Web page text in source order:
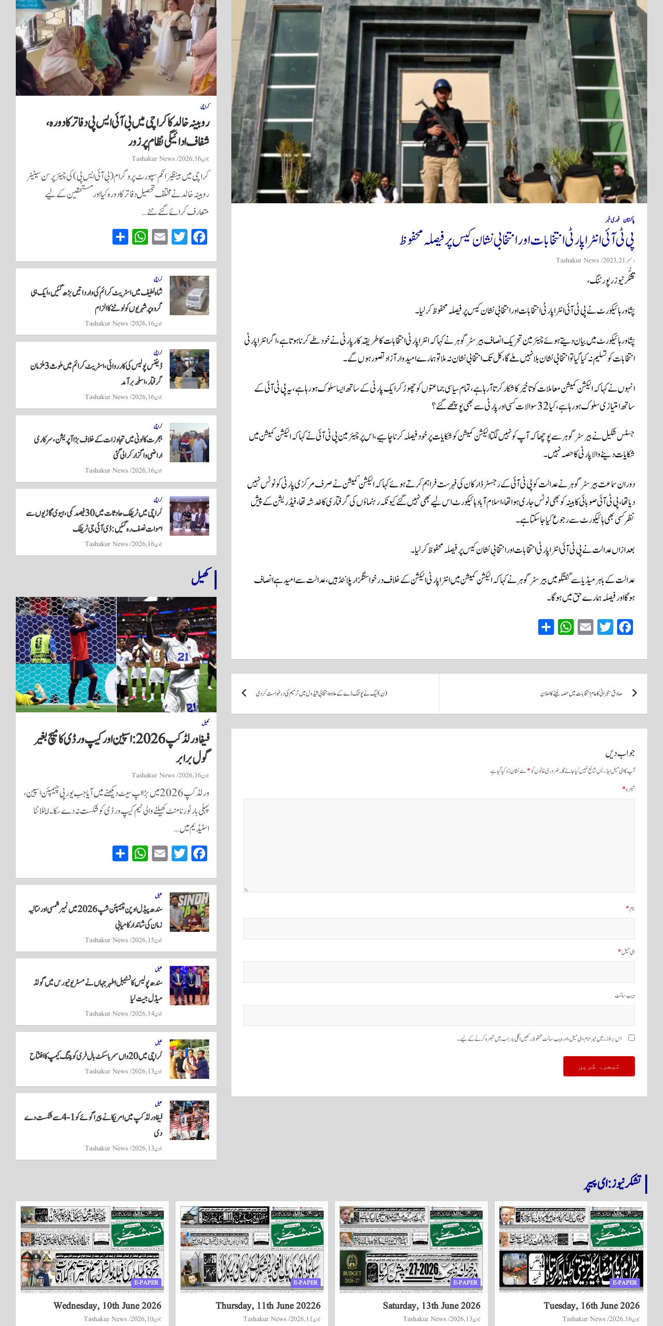
پاکستان فوری خبر
پی ٹی آئی انٹرا پارٹی انتخابات اور انتخابی نشان کیس پر فیصلہ محفوظ
دسمبر 21, 2023 Tashakur News
تشکُّر نیوز رپورٹنگ،
پشاور ہائیکورٹ نے پی ٹی آئی انٹرا پارٹی انتخابات اور انتخابی نشان کیس پر فیصلہ محفوظ کرلیا۔
پشاور ہائیکورٹ میں بیان دیتے ہوئے چیئرمین تحریک انصاف بیرسٹر گوہر نے کہا کہ انٹرا پارٹی انتخابات کاطریقہ کارپارٹی نے خود طےکرناہوتا ہے، اگر انٹرا پارٹی
انتخابات کو تسلیم نہ کیا گیا تو انتخابی نشان بلا نہیں ملےگا، کل تک انتخابی نشان نہ ملا تو ہمارے امیدوار آزاد تصور ہوں گے۔
انہوں نے کہا کہ الیکشن کمیشن معاملات کو تاخیر کا شکار کرتا آرہا ہے، تمام سیاسی جماعتوں کو چھوڑکر ایک پارٹی کے ساتھ ایسا سلوک ہورہا ہے، یہ پی ٹی آئی کے
ساتھ امتیازی سلوک ہورہا ہے، کیا 32 سوالات کسی اور پارٹی سے بھی پوچھےگئے؟
جسٹس شکیل نے بیرسٹر گوہر سے پوچھا کہ آپ کو نہیں لگتا الیکشن کمیشن کو شکایات پرخود فیصلہ کرنا چاہیے، اس پر چیئرمین پی ٹی آئی نے کہا کہ الیکشن کمیشن میں
شکایات دینے والا پارٹی کا حصہ نہیں۔
دوران سماعت بیرسٹر گوہر نے عدالت کو پی ٹی آئی کے رجسٹرڈ ارکان کی فہرست فراہم کرتے ہوئے کہا کہ الیکشن کمیشن نے صرف مرکزی پارٹی کو نوٹس نہیں
دیا تھا، پی ٹی آئی صوبائی کابینہ کوبھی نوٹس جاری ہواتھا، اسلام آباد ہائیکورٹ اس لیے بھی نہیں گئےکیونکہ رہنماؤں کی گرفتاری کا خدشہ تھا، فیڈریشن کے پیش
نظرکسی بھی ہائیکورٹ سے رجوع کیا جاسکتا ہے۔
بعد ازاں عدالت نے پی ٹی آئی انٹرا پارٹی انتخابات اور انتخابی نشان کیس پر فیصلہ محفوظ کرلیا۔
عدالت کے باہر میڈیا سےگفتگو میں بیرسٹر گوہر نے کہا کہ الیکشن کمیشن میں انٹرا پارٹی الیکشن کے خلاف درخواستگزار پلانٹڈ ہیں، عدالت سے امید ہے انصاف
ہوگا اور فیصلہ ہمارے حق میں ہوگا۔
Fa
ce
bo
ok
T
wi
tte
r
E
m
ail
W
ha
ts
A
pp
re
پوسٹوں
نیویگیشن
صادق سنجرانی کا عام انتخابات میں حصہ لینے کا اعلان (ن) لیگ نے پولنگ ڈے کے علاوہ انتخابی شیڈول میں ترمیم کی درخواست کردی
جواب دیں
آپ کا ای میل ایڈریس شائع نہیں کیا جائے گا۔ضروری خانوں کو*سے نشان زد کیا گیا ہے
تبصرہ*
نام*
ای میل*
ویب‌ سائٹ
اس براؤزر میں میرا نام، ای میل، اور ویب سائٹ محفوظ رکھیں اگلی بار جب میں تبصرہ کرنے کےلیے۔
کراچی
روبینہ خالد کا کراچی میں بی آئی ایس پی دفاتر کا دورہ،
شفاف ادائیگی نظام پر زور
جون 16, 2026 Tashakur News
کراچی میں بینظیر انکم سپورٹ پروگرام (بی آئی ایس پی) کی چیئرپرسن سینیٹر
روبینہ خالد نے مختلف تحصیل دفاتر کا دورہ کیا اور مستحقین کے لیے
متعارف کرائے گئے نئے…
Fa
ce
bo
ok
T
wi
tte
r
E
m
ail
W
ha
ts
A
pp
re
کراچی
شاہ لطیف میں اسٹریٹ کرائم کی وارداتیں بڑھ گئیں، ایک ہی
گروہ پر شہریوں کو لوٹنے کا الزام
جون 16, 2026 Tashakur News
کراچی
ڈیفنس پولیس کی کارروائی، اسٹریٹ کرائم میں ملوث 3 ملزمان
گرفتار، اسلحہ برآمد
جون 16, 2026 Tashakur News
کراچی
ہجرت کالونی میں تجاوزات کے خلاف بڑا آپریشن، سرکاری
اراضی واگزار کرالی گئی
جون 16, 2026 Tashakur News
کراچی
کراچی میں ٹریفک حادثات میں 30 فیصد کمی، ہیوی گاڑیوں سے
اموات نصف رہ گئیں: ڈی آئی جی ٹریفک
جون 16, 2026 Tashakur News
کھیل
کھیل
فیفا ورلڈ کپ 2026: اسپین اور کیپ ورڈی کا میچ بغیر
گول برابر
جون 16, 2026 Tashakur News
ورلڈ کپ 2026 میں بڑا اپ سیٹ دیکھنے میں آیا جب یورپی چیمپئن اسپین،
پہلی بار ٹورنامنٹ کھیلنے والی ٹیم کیپ ورڈی کو شکست نہ دے سکا۔ ایٹلانٹا
اسٹیڈیم میں…
Fa
ce
bo
ok
T
wi
tte
r
E
m
ail
W
ha
ts
A
pp
re
کھیل
سندھ پیڈل اوپن چیمپئن شپ 2026 میں نمیر شمسی اور نتالیہ
زمان کی شاندار کامیابی
جون 15, 2026 Tashakur News
کھیل
سندھ پولیس کانسٹیبل اطہر جہاں نے مسٹر یونیورس میں گولڈ
میڈل جیت لیا
جون 14, 2026 Tashakur News
کھیل
کراچی میں 20واں سمر باسکٹ بال فری کوچنگ کیمپ کا افتتاح
جون 13, 2026 Tashakur News
کھیل
فیفا ورلڈکپ میں امریکا نے پیراگوئے کو 1-4 سے شکست دے
دی
جون 13, 2026 Tashakur News
تشکر نیوز: ای پیپر
E-PAPER
Tuesday, 16th June 2026
جون 16, 2026 Tashakur News
E-PAPER
Saturday, 13th June 2026
جون 13, 2026 Tashakur News
E-PAPER
Thursday, 11th June 20226
جون 11, 2026 Tashakur News
E-PAPER
Wednesday, 10th June 2026
جون 10, 2026 Tashakur News